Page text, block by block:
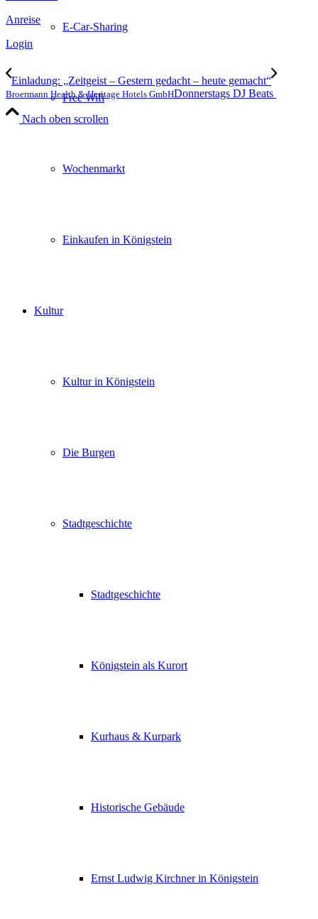
E-Car-Sharing
Free Wifi
Wochenmarkt
Einkaufen in Königstein
Kultur
Kultur in Königstein
Die Burgen
Stadtgeschichte
Stadtgeschichte
Königstein als Kurort
Kurhaus & Kurpark
Historische Gebäude
Ernst Ludwig Kirchner in Königstein
Anreise
Login
Einladung: „Zeitgeist – Gestern gedacht – heute gemacht“
Broermann Health & Heritage Hotels GmbHDonnerstags DJ Beats
Nach oben scrollen